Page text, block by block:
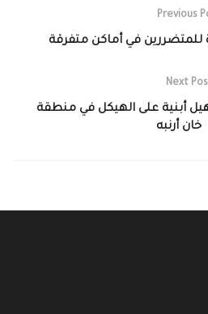
Previous
للمتضررين في أماكن متفرقة
Next
أبنية على الهيكل في منطقة
خان أرنبه